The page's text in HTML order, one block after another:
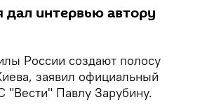
интервью автору
России создают полосу
заявил официальный
"Вести" Павлу Зарубину.